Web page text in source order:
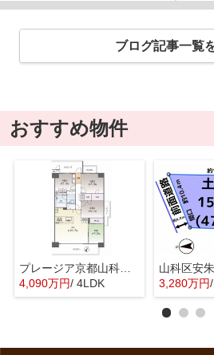
ブログ記事一覧
おすすめ物件
プレージア京都山科東野
4,090万円/ 4LDK
3,280万円